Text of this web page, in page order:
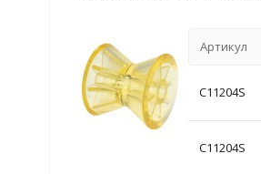
Артикул
C11204S
C11204S